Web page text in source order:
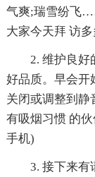
气爽;瑞雪纷飞
大家今天拜 访
2. 维护良好
好品质。早会开
关闭或调整到静
有吸烟习惯 的
手机)
3. 接下来有